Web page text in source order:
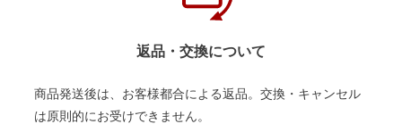
返品・交換について
商品発送後は、お客様都合による返品。交換・キャンセル
は原則的にお受けできません。